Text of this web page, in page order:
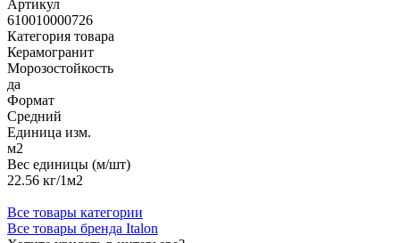
Артикул
610010000726
Категория товара
Керамогранит
Морозостойкость
да
Формат
Средний
Единица изм.
м2
Вес единицы (м/шт)
22.56 кг/1м2
Все товары категории
Все товары бренда Italon